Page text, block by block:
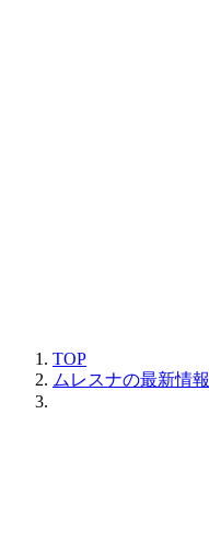
TOP
ムレスナの最新情報